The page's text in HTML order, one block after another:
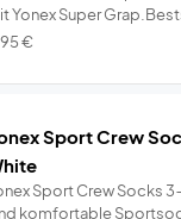
Yonex Super
Info
€
Sport Crew
Sport Crew Socks
komfortable